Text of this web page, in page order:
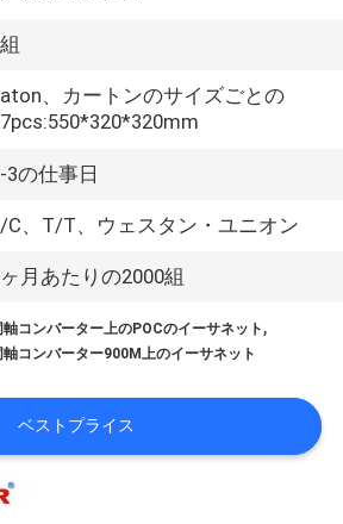
、カートンのサイズごとの
3の仕事日
C、T/T、ウェスタン・ユニオン
月あたりの2000組
軸コンバーター上のPOCのイーサネット ,
軸コンバーター900M上のイーサネット
ベストプライス